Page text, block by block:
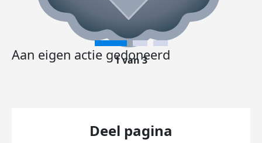
Aan eigen actie gedoneerd
1 van 3
Deel pagina